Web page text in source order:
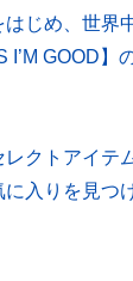
はじめ、世界
I’M GOOD】
レクトアイテ
入りを見つ